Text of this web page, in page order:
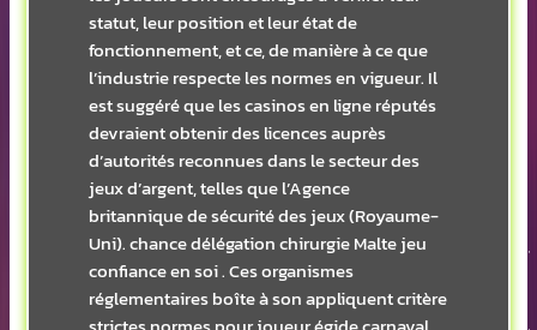
statut, leur position et leur état de
fonctionnement, et ce, de manière à ce que
l’industrie respecte les normes en vigueur. Il
est suggéré que les casinos en ligne réputés
devraient obtenir des licences auprès
d’autorités reconnues dans le secteur des
jeux d’argent, telles que l’Agence
britannique de sécurité des jeux (Royaume-
Uni). chance délégation chirurgie Malte jeu
confiance en soi . Ces organismes
réglementaires boîte à son appliquent critère